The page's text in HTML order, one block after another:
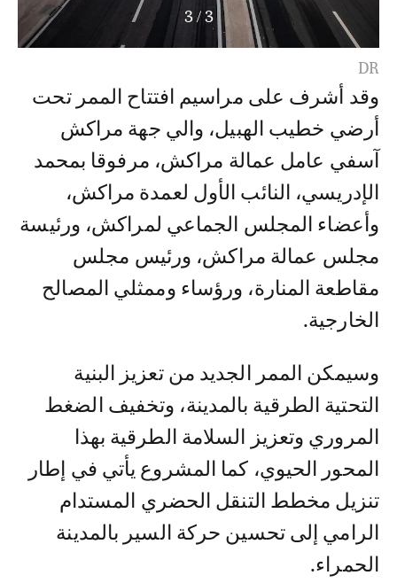
3
/
3
DR
وقد أشرف على مراسيم افتتاح الممر تحت
أرضي خطيب الهبيل، والي جهة مراكش
آسفي عامل عمالة مراكش، مرفوقا بمحمد
الإدريسي، النائب الأول لعمدة مراكش،
وأعضاء المجلس الجماعي لمراكش، ورئيسة
مجلس عمالة مراكش، ورئيس مجلس
مقاطعة المنارة، ورؤساء وممثلي المصالح
الخارجية.
وسيمكن الممر الجديد من تعزيز البنية
التحتية الطرقية بالمدينة، وتخفيف الضغط
المروري وتعزيز السلامة الطرقية بهذا
المحور الحيوي، كما المشروع يأتي في إطار
تنزيل مخطط التنقل الحضري المستدام
الرامي إلى تحسين حركة السير بالمدينة
الحمراء.